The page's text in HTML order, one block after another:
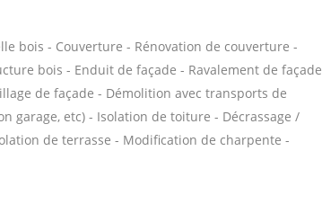
bois - Couverture - Rénovation de couverture -
bois - Enduit de façade - Ravalement de façade
de façade - Démolition avec transports de
garage, etc) - Isolation de toiture - Décrassage /
de terrasse - Modification de charpente -